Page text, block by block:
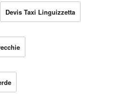
Devis Taxi Linguizzetta